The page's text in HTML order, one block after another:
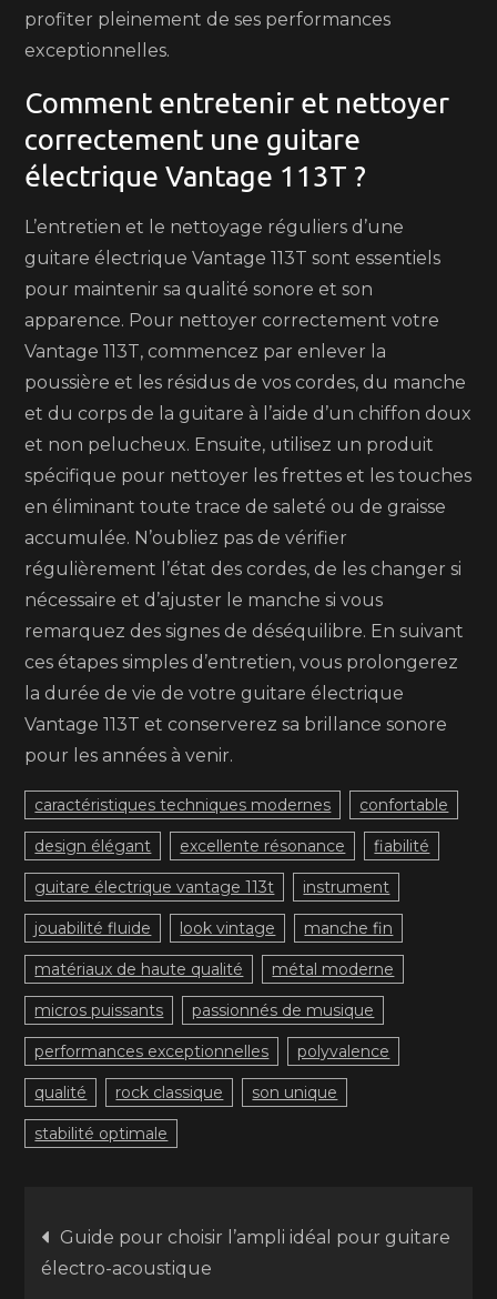
profiter pleinement de ses performances
exceptionnelles.
Comment entretenir et nettoyer
correctement une guitare
électrique Vantage 113T ?
L’entretien et le nettoyage réguliers d’une
guitare électrique Vantage 113T sont essentiels
pour maintenir sa qualité sonore et son
apparence. Pour nettoyer correctement votre
Vantage 113T, commencez par enlever la
poussière et les résidus de vos cordes, du manche
et du corps de la guitare à l’aide d’un chiffon doux
et non pelucheux. Ensuite, utilisez un produit
spécifique pour nettoyer les frettes et les touches
en éliminant toute trace de saleté ou de graisse
accumulée. N’oubliez pas de vérifier
régulièrement l’état des cordes, de les changer si
nécessaire et d’ajuster le manche si vous
remarquez des signes de déséquilibre. En suivant
ces étapes simples d’entretien, vous prolongerez
la durée de vie de votre guitare électrique
Vantage 113T et conserverez sa brillance sonore
pour les années à venir.
caractéristiques techniques modernes confortable
design élégant excellente résonance fiabilité
guitare électrique vantage 113t instrument
jouabilité fluide look vintage manche fin
matériaux de haute qualité métal moderne
micros puissants passionnés de musique
performances exceptionnelles polyvalence
qualité rock classique son unique
stabilité optimale
Navigation
Guide pour choisir l’ampli idéal pour guitare
électro-acoustique